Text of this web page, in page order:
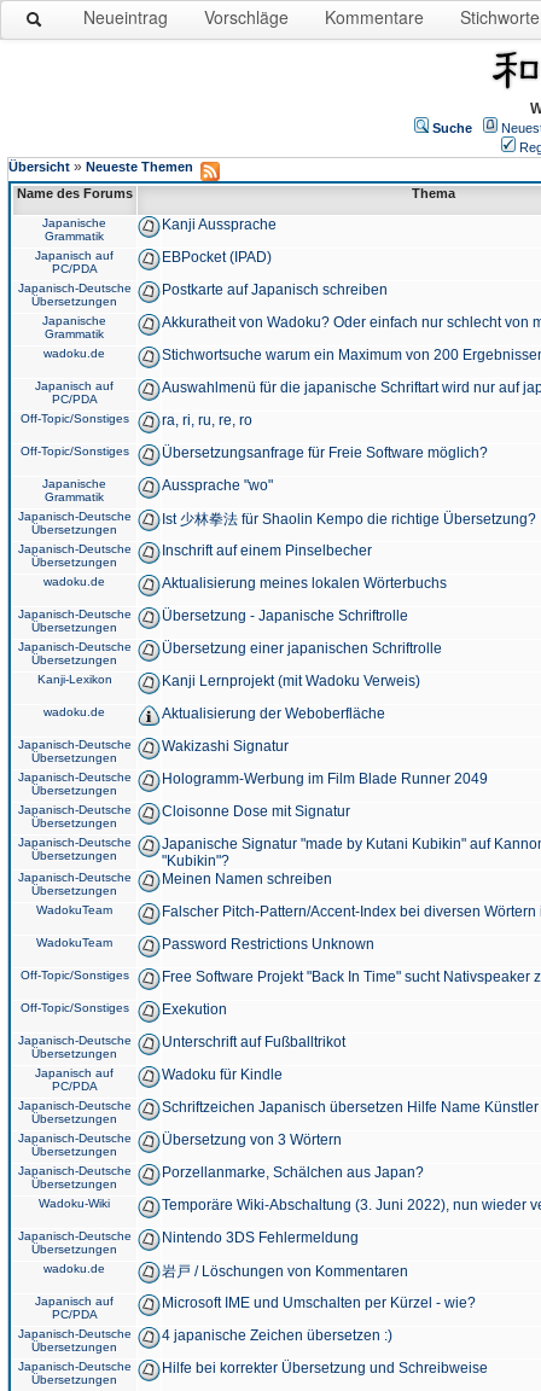
Neueintrag Vorschläge Kommentare Stichworte
Suche
Übersicht » Neueste Themen
Name des Forums
Thema
Japanische
Grammatik
Kanji Aussprache
Japanisch auf
PC/PDA
EBPocket (IPAD)
Japanisch-Deutsche
Übersetzungen
Postkarte auf Japanisch schreiben
Japanische
Grammatik
Akkuratheit von Wadoku? Oder einfach nur schlecht von
wadoku.de Stichwortsuche warum ein Maximum von 200
Japanisch auf
PC/PDA
Auswahlmenü für die japanische Schriftart wird nur auf
Off-Topic/Sonstiges ra, ri, ru, re, ro
Off-Topic/Sonstiges Übersetzungsanfrage für Freie Software möglich?
Japanische
Grammatik
Aussprache "wo"
Japanisch-Deutsche
Übersetzungen
Ist 少林拳法 für Shaolin Kempo die richtige Übersetzung?
Japanisch-Deutsche
Übersetzungen
Inschrift auf einem Pinselbecher
wadoku.de Aktualisierung meines lokalen Wörterbuchs
Japanisch-Deutsche
Übersetzungen
Übersetzung - Japanische Schriftrolle
Japanisch-Deutsche
Übersetzungen
Übersetzung einer japanischen Schriftrolle
Kanji-Lexikon Kanji Lernprojekt (mit Wadoku Verweis)
wadoku.de Aktualisierung der Weboberfläche
Japanisch-Deutsche
Übersetzungen
Wakizashi Signatur
Japanisch-Deutsche
Übersetzungen
Hologramm-Werbung im Film Blade Runner 2049
Japanisch-Deutsche
Übersetzungen
Cloisonne Dose mit Signatur
Japanisch-Deutsche
Übersetzungen
Japanische Signatur "made by Kutani Kubikin" auf
"Kubikin"?
Japanisch-Deutsche
Übersetzungen
Meinen Namen schreiben
WadokuTeam Falscher Pitch-Pattern/Accent-Index bei diversen
WadokuTeam Password Restrictions Unknown
Off-Topic/Sonstiges Free Software Projekt "Back In Time" sucht Nativspeaker
Off-Topic/Sonstiges Exekution
Japanisch-Deutsche
Übersetzungen
Unterschrift auf Fußballtrikot
Japanisch auf
PC/PDA
Wadoku für Kindle
Japanisch-Deutsche
Übersetzungen
Schriftzeichen Japanisch übersetzen Hilfe Name
Japanisch-Deutsche
Übersetzungen
Übersetzung von 3 Wörtern
Japanisch-Deutsche
Übersetzungen
Porzellanmarke, Schälchen aus Japan?
Wadoku-Wiki Temporäre Wiki-Abschaltung (3. Juni 2022), nun wieder
Japanisch-Deutsche
Übersetzungen
Nintendo 3DS Fehlermeldung
wadoku.de 岩戸 / Löschungen von Kommentaren
Japanisch auf
PC/PDA
Microsoft IME und Umschalten per Kürzel - wie?
Japanisch-Deutsche
Übersetzungen
4 japanische Zeichen übersetzen :)
Japanisch-Deutsche
Übersetzungen
Hilfe bei korrekter Übersetzung und Schreibweise